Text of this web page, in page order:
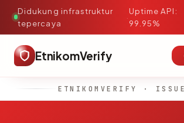
Didukung infrastruktur
tepercaya
·
Uptime API:
99.95%
EtnikomVerify
ETNIKOMVERIFY ·